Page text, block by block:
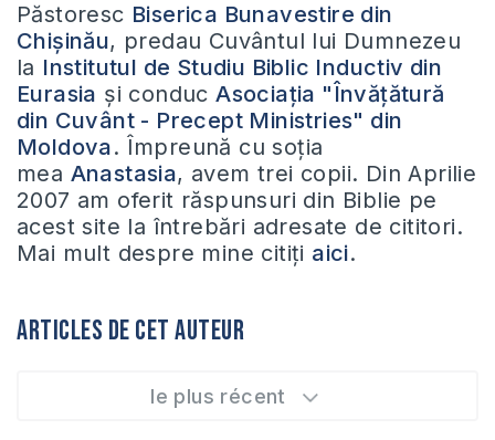
Păstoresc Biserica Bunavestire din
Chișinău, predau Cuvântul lui Dumnezeu
la Institutul de Studiu Biblic Inductiv din
Eurasia și conducAsociația "Învățătură
din Cuvânt - Precept Ministries" din
Moldova. Împreună cu soția
mea Anastasia, avem trei copii. Din Aprilie
2007 am oferit răspunsuri din Biblie pe
acest site la întrebări adresate de cititori.
Mai mult despre mine citiți aici.
Articles de cet auteur
le plus récent